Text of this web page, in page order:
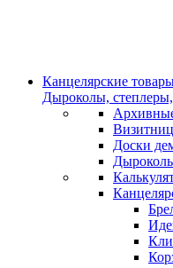
Канцелярские
Дыроколы,
Доски